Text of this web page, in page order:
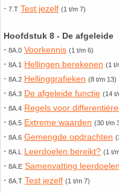
⋅ 7.T Test jezelf (1 t/m 7)
Hoofdstuk 8 - De afgeleide
⋅ 8A.0 Voorkennis (1 t/m 6)
⋅ 8A.1 Hellingen berekenen (1 t/
⋅ 8A.2 Hellinggrafieken (8 t/m 13)
⋅ 8A.3 De afgeleide functie (14 t/
⋅ 8A.4 Regels voor
⋅ 8A.5 Extreme waarden (30 t/m
⋅ 8A.6 Gemengde opdrachten
⋅ 8A.L Leerdoelen bereikt? (1 t/
⋅ 8A.E Samenvatting
⋅ 8A.T Test jezelf (1 t/m 7)
HAVO 4A - Hoofdstuk 5 -
HAVO 4B - Hoofdstuk 4 -
HAVO 4B - Hoofdstuk 5 -
en logaritmen
HAVO 4B - Hoofdstuk 6 -
HAVO 5B - Hoofdstuk 7 -
HAVO 5B - Hoofdstuk 8 -
10. Inhoud bol
11. Inhoud cilinder
12. Inhoud kegel
13. Inhoud piramide
14. Inhoud prisma
15. Lijn door 2 gegeven